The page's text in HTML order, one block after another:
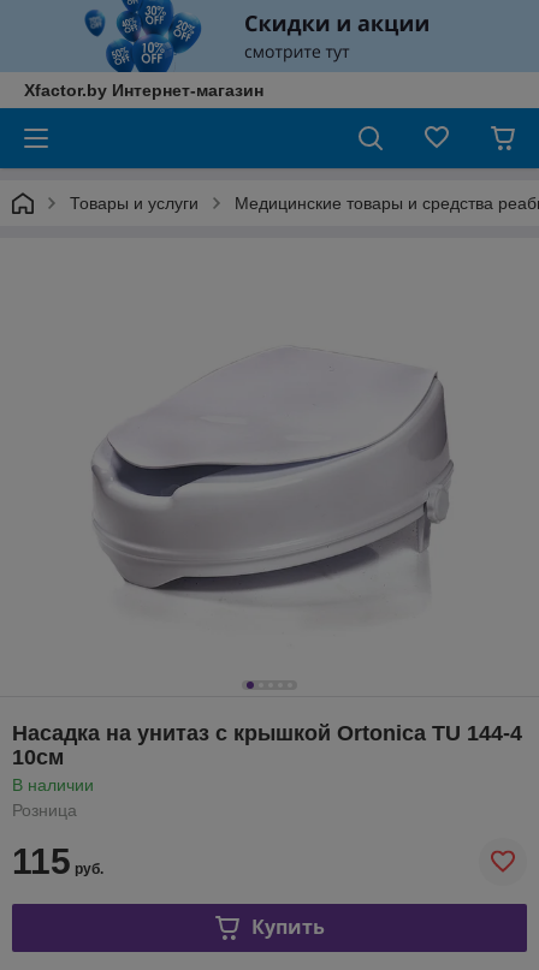
Xfactor.by Интернет-магазин
Товары и услуги Медицинские товары и средства
Насадка на унитаз с крышкой Ortonica TU 144-4
10см
В наличии
Розница
115 руб.
Купить